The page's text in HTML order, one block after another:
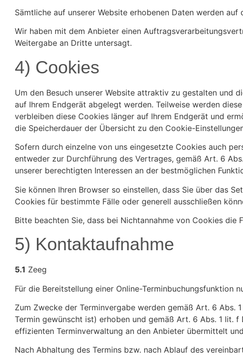
Sämtliche auf unserer Website erhobenen Daten werden auf
Wir haben mit dem Anbieter einen
Weitergabe an Dritte untersagt.
4) Cookies
Um den Besuch unserer Website attraktiv zu gestalten und
auf Ihrem Endgerät abgelegt werden. Teilweise werden
verbleiben diese Cookies länger auf Ihrem Endgerät und
die Speicherdauer der Übersicht zu den Cookie-
Sofern durch einzelne von uns eingesetzte Cookies auch
entweder zur Durchführung des Vertrages, gemäß Art. 6
unserer berechtigten Interessen an der bestmöglichen
Sie können Ihren Browser so einstellen, dass Sie über das
Cookies für bestimmte Fälle oder generell ausschließen
Bitte beachten Sie, dass bei Nichtannahme von Cookies die
5) Kontaktaufnahme
5.1 Zeeg
Für die Bereitstellung einer Online-Terminbuchungsfunktion
Zum Zwecke der Terminvergabe werden gemäß Art. 6 Abs.
Termin gewünscht ist) erhoben und gemäß Art. 6 Abs. 1 lit. f
effizienten Terminverwaltung an den Anbieter übermittelt
Nach Abhaltung des Termins bzw. nach Ablauf des